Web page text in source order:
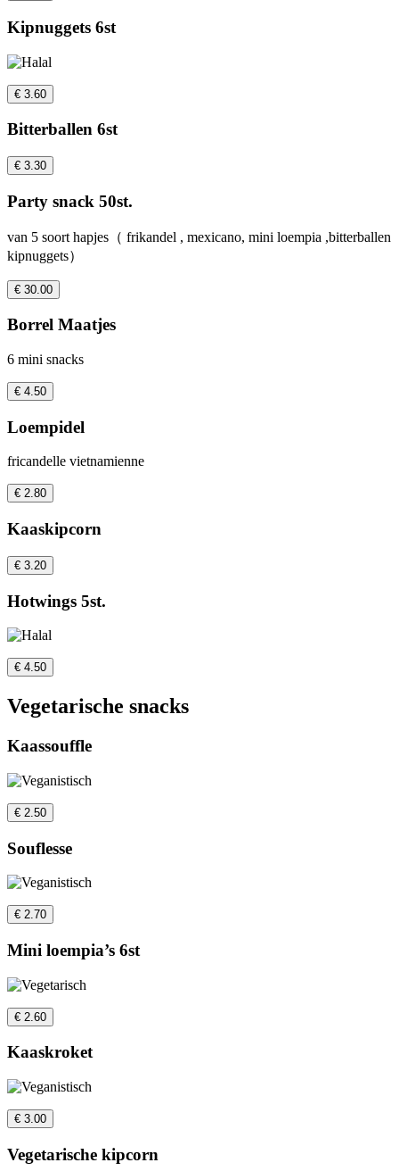
Kipnuggets 6st
€ 3.60
Bitterballen 6st
€ 3.30
Party snack 50st.
van 5 soort hapjes（ frikandel , mexicano, mini loempia ,bitterballen
kipnuggets）
€ 30.00
Borrel Maatjes
6 mini snacks
€ 4.50
Loempidel
fricandelle vietnamienne
€ 2.80
Kaaskipcorn
€ 3.20
Hotwings 5st.
€ 4.50
Vegetarische snacks
Kaassouffle
€ 2.50
Souflesse
€ 2.70
Mini loempia’s 6st
€ 2.60
Kaaskroket
€ 3.00
Vegetarische kipcorn